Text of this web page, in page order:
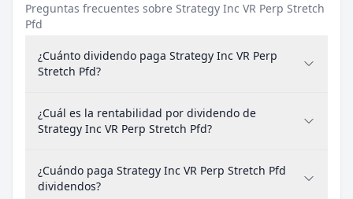
Preguntas frecuentes sobre Strategy Inc VR Perp Stretch
Pfd
¿Cuánto dividendo paga Strategy Inc VR Perp
Stretch Pfd?
¿Cuál es la rentabilidad por dividendo de
Strategy Inc VR Perp Stretch Pfd?
¿Cuándo paga Strategy Inc VR Perp Stretch Pfd
dividendos?